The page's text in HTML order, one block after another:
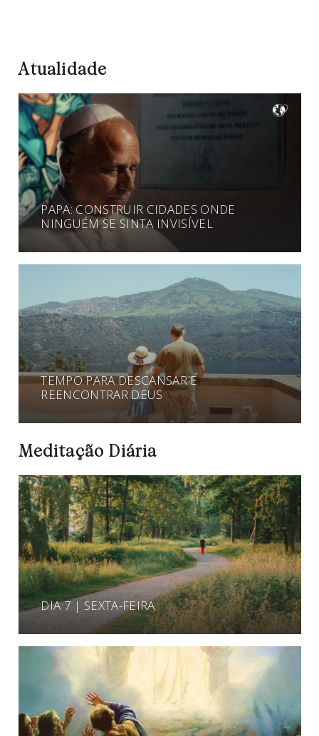
Atualidade
PAPA: CONSTRUIR CIDADES ONDE
NINGUÉM SE SINTA INVISÍVEL
TEMPO PARA DESCANSAR E
REENCONTRAR DEUS
Meditação Diária
DIA 7 | SEXTA-FEIRA